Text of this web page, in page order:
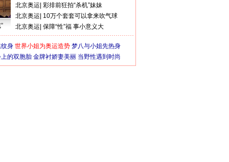
北京奥运 彩排前狂拍“杀机”妹妹
北京奥运 10万个套套可以拿来吹气球
北京奥运 保障“性”福 事小意义大
身 世界小姐为奥运造势 梦八与小姐先热身
的双胞胎 金牌衬娇妻美丽 当野性遇到时尚